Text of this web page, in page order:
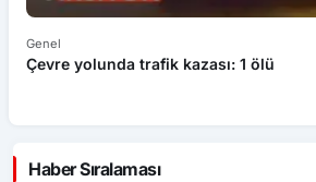
Genel
Çevre yolunda trafik kazası: 1 ölü
Haber Sıralaması